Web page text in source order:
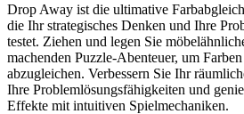
Drop Away ist die ultimative
die Ihr strategisches Denken und Ihre
testet. Ziehen und legen Sie
machenden Puzzle-Abenteuer, um
abzugleichen. Verbessern Sie Ihr
Ihre Problemlösungsfähigkeiten und
Effekte mit intuitiven Spielmechaniken.